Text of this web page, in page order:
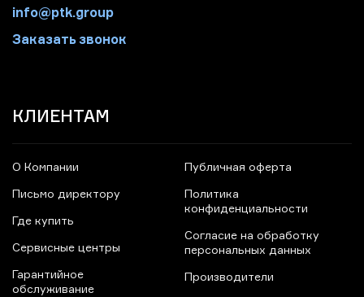
info@ptk.group
Заказать звонок
КЛИЕНТАМ
О Компании
Письмо директору
Где купить
Сервисные центры
Гарантийное
обслуживание
Публичная оферта
Политика
конфиденциальности
Согласие на обработку
персональных данных
Производители